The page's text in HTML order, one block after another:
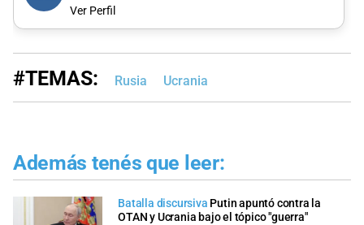
Ver Perfil
#TEMAS: Rusia Ucrania
Además tenés que leer:
Batalla discursiva Putin apuntó contra la
OTAN y Ucrania bajo el tópico "guerra"